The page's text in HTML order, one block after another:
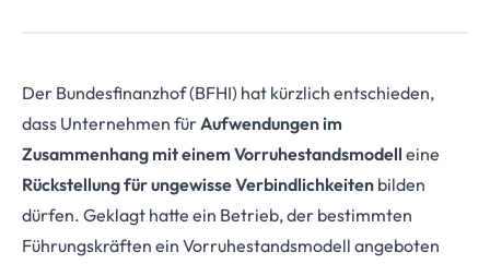
Der Bundesfinanzhof (BFHI) hat kürzlich entschieden,
dass Unternehmen fürAufwendungen im
Zusammenhang mit einem Vorruhestandsmodell eine
Rückstellung für ungewisse Verbindlichkeiten bilden
dürfen. Geklagt hatte ein Betrieb, der bestimmten
Führungskräften ein Vorruhestandsmodell angeboten